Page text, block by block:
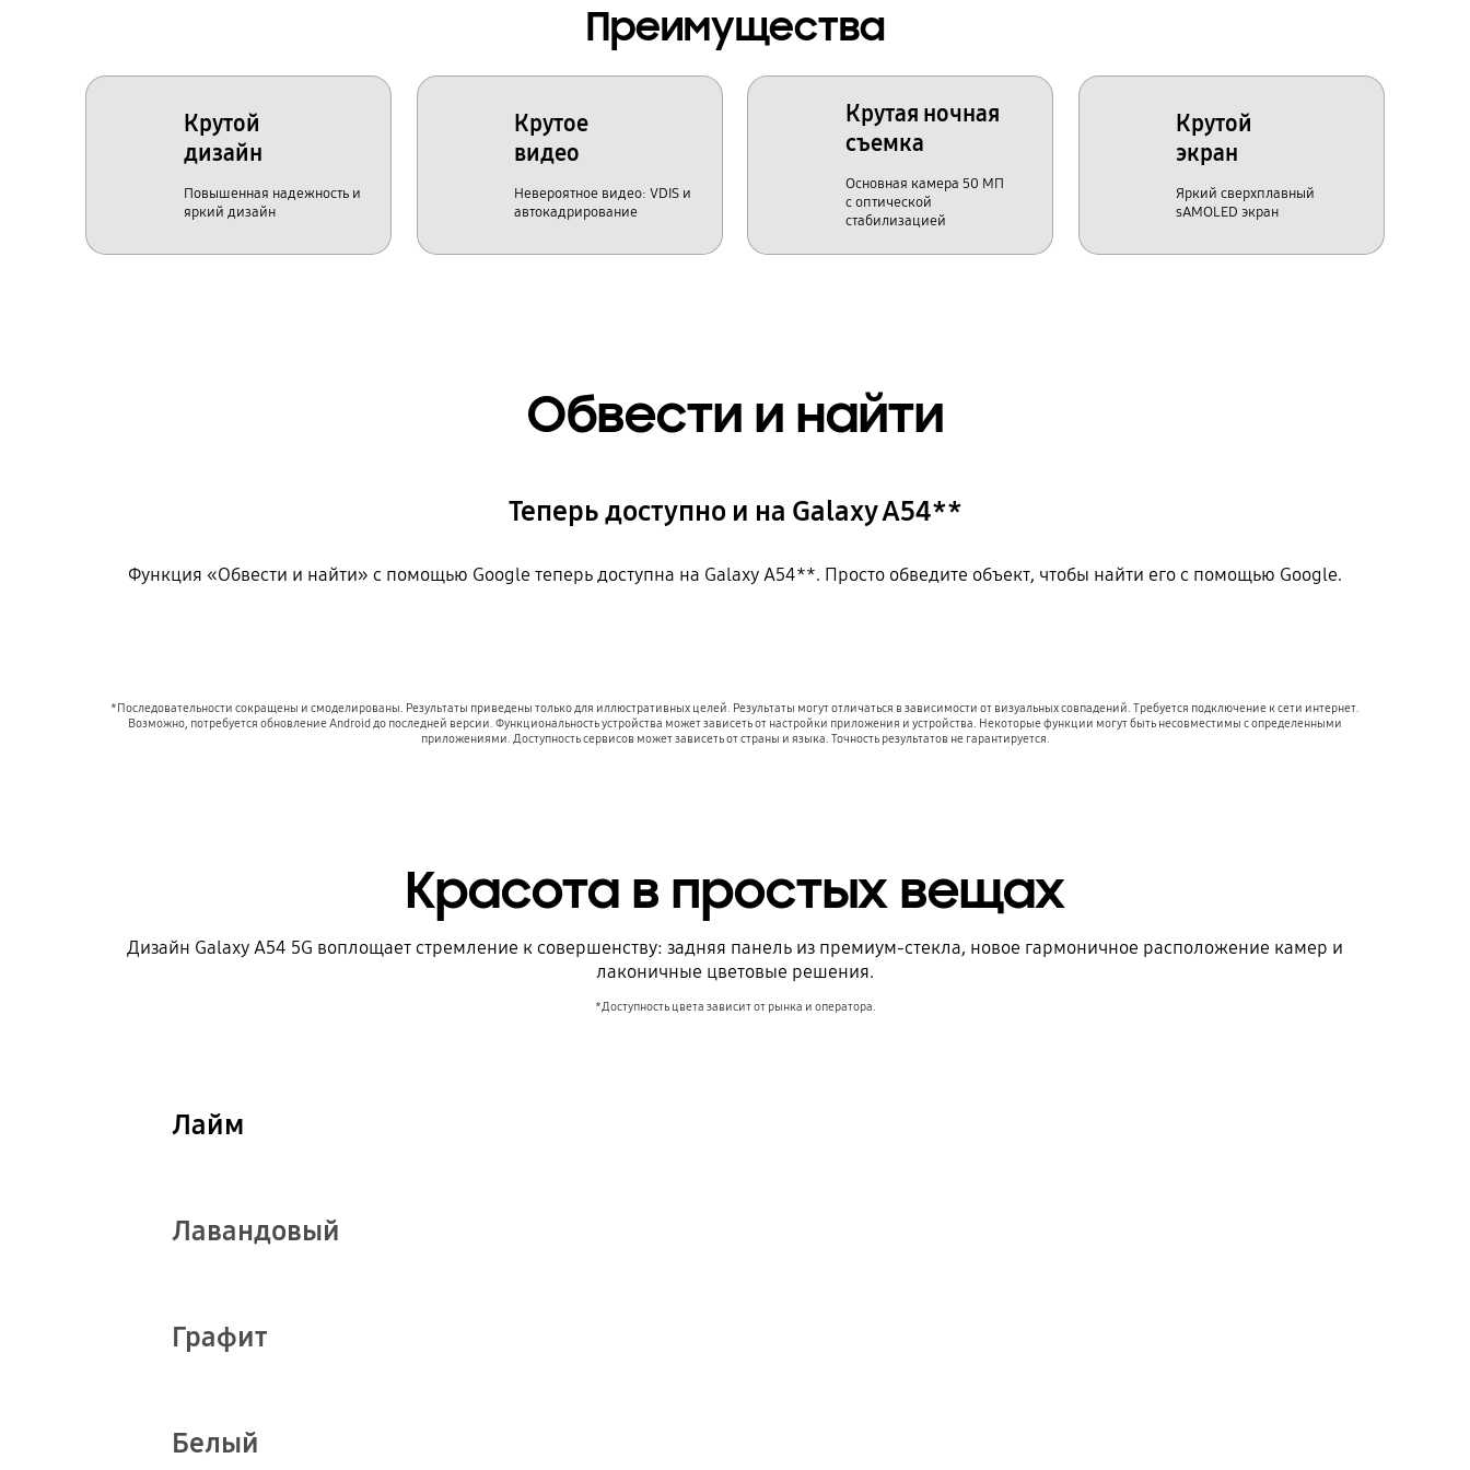
Преимущества
Крутой
дизайн
Повышенная надежность и
яркий дизайн
Крутое
видео
Невероятное видео: VDIS и
автокадрирование
Крутая ночная
съемка
Основная камера 50 МП
с оптической
стабилизацией
Крутой
экран
Яркий сверхплавный
sAMOLED экран
Обвести и найти
Теперь доступно и на Galaxy A54**
Функция «Обвести и найти» с помощью Google теперь доступна на Galaxy A54**. Просто обведите объект, чтобы найти его с помощью Google.
*Последовательности сокращены и смоделированы. Результаты приведены только для иллюстративных целей. Результаты могут отличаться в зависимости от визуальных совпадений. Требуется подключение к сети интернет.
Возможно, потребуется обновление Android до последней версии. Функциональность устройства может зависеть от настройки приложения и устройства. Некоторые функции могут быть несовместимы с определенными
приложениями. Доступность сервисов может зависеть от страны и языка. Точность результатов не гарантируется.
Красота в простых вещах
Дизайн Galaxy A54 5G воплощает стремление к совершенству: задняя панель из премиум-стекла, новое гармоничное расположение камер и
лаконичные цветовые решения.
*Доступность цвета зависит от рынка и оператора.
Лайм
Лавандовый
Графит
Белый